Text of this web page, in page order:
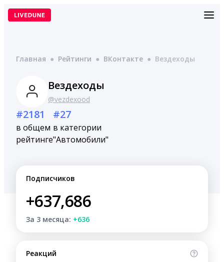
Перейти
Главная ● Рейтинги ● ВКонтакте ● Вездеходы
Вездеходы
@vezdexood
#2181
в общем
рейтинге
#27
в категории
"Автомобили"
Подписчиков
+637,686
За 3 месяца: +636
Реакций